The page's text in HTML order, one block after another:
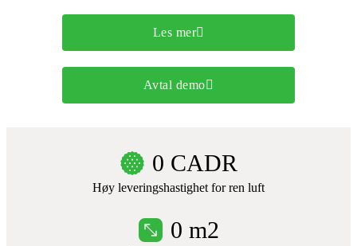
Les mer
Avtal demo
0 CADR
Høy leveringshastighet for ren luft
0 m2